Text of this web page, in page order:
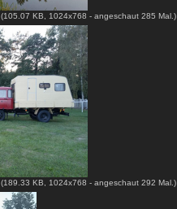
(105.07 KB, 1024x768 - angeschaut 285 Mal.)
(189.33 KB, 1024x768 - angeschaut 292 Mal.)